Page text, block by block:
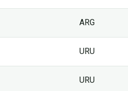
ARG
URU
URU